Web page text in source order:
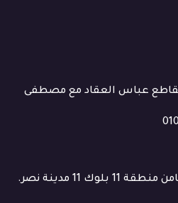
تقاطع عباس العقاد مع مصطفى